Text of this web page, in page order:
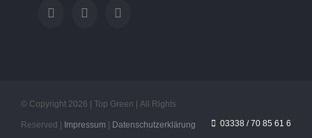
© Copyright 2026 | Top Green | All Rights
Reserved | Impressum Datenschutzerklärung 03338 / 70 85 61 6